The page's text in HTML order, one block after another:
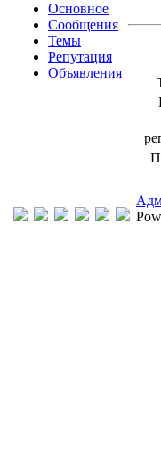
Основное
Сообщения
Темы
Репутация
Объявления